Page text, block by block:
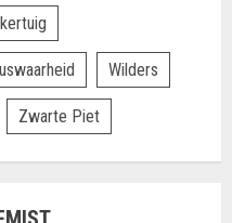
Wilders
Zwarte Piet